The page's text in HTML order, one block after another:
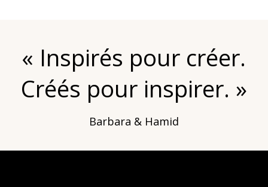
« Inspirés pour créer.
Créés pour inspirer. »
Barbara & Hamid